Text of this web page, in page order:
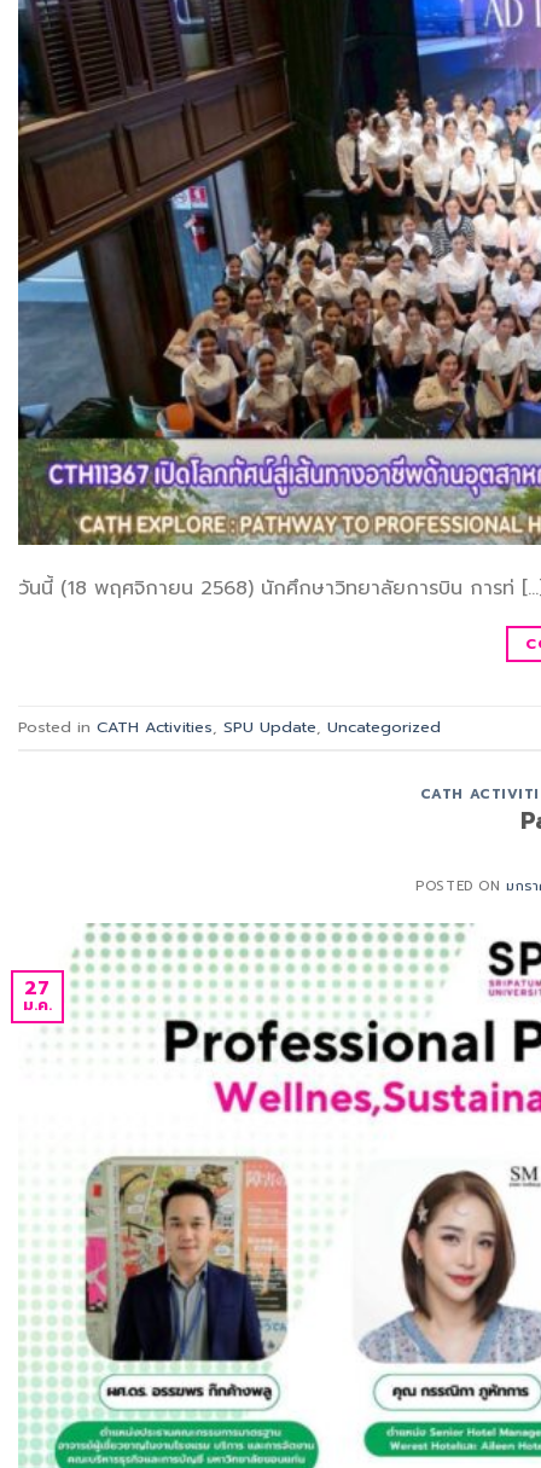
วันนี้ (18 พฤศจิกายน 2568) นักศึกษาวิทยาลัยการบิน การท่
Posted in CATH Activities, SPU Update, Uncategorized
CATH
POSTED ON มกร
27
ม.ค.